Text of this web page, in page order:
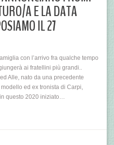
A E LA DATA
IL 27
con l’arrivo fra qualche tempo
ai fratellini più grandi..
Alle, nato da una precedente
ed ex tronista di Carpi,
questo 2020 iniziato…